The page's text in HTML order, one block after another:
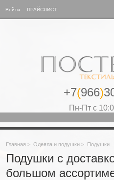
Войти ПРАЙСЛИСТ
+7(966)
Пн-Пт с
Главная > Одеяла и подушки > Подушки
Подушки с
большом